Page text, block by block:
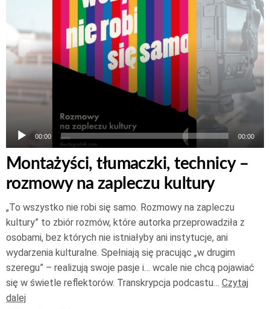
00:00 00:00
Montażyści, tłumaczki, technicy –
rozmowy na zapleczu kultury
„To wszystko nie robi się samo. Rozmowy na zapleczu
kultury” to zbiór rozmów, które autorka przeprowadziła z
osobami, bez których nie istniałyby ani instytucje, ani
wydarzenia kulturalne. Spełniają się pracując „w drugim
szeregu” – realizują swoje pasje i… wcale nie chcą pojawiać
się w świetle reflektorów. Transkrypcja podcastu… Czytaj
dalej